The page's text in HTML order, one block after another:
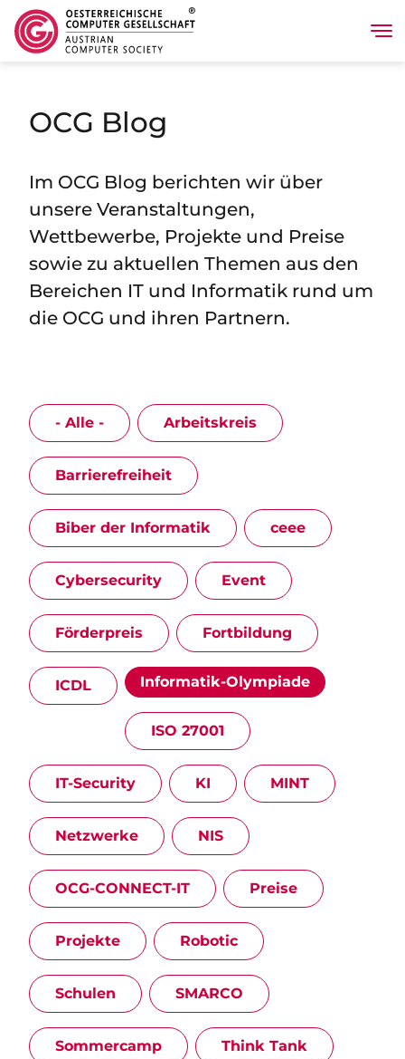
OCG Blog
Im OCG Blog berichten wir über
unsere Veranstaltungen,
Wettbewerbe, Projekte und Preise
sowie zu aktuellen Themen aus den
Bereichen IT und Informatik rund um
die OCG und ihren Partnern.
- Alle - Arbeitskreis
Barrierefreiheit
Biber der Informatik ceee
Cybersecurity Event
Förderpreis Fortbildung
ICDL Informatik-Olympiade
ISO 27001
IT-Security KI MINT
Netzwerke NIS
OCG-CONNECT-IT Preise
Projekte Robotic
Schulen SMARCO
Sommercamp Think Tank